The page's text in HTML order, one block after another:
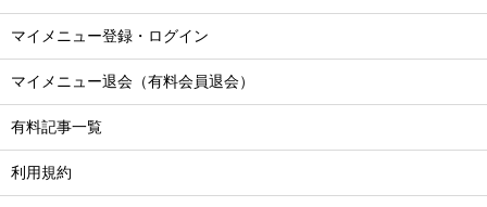
マイメニュー登録・ログイン
マイメニュー退会（有料会員退会）
有料記事一覧
利用規約